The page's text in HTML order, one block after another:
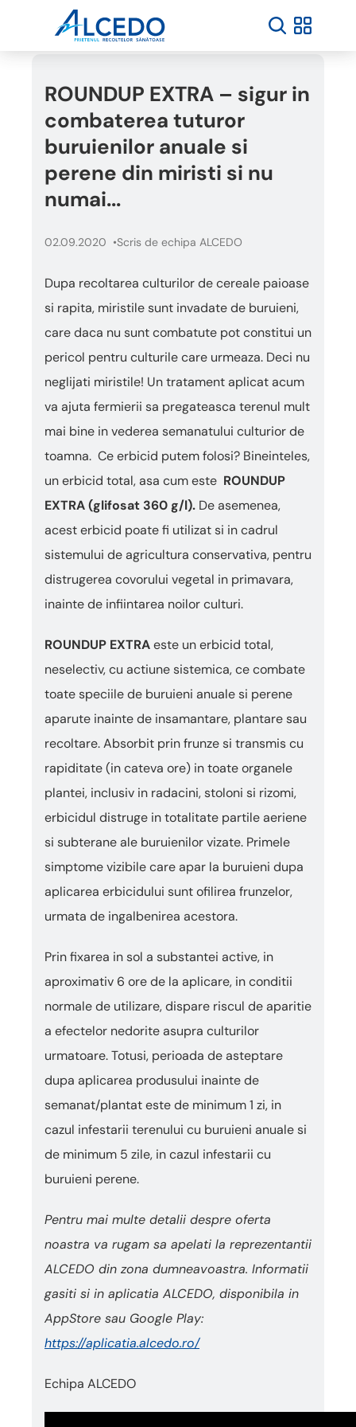
ROUNDUP EXTRA – sigur in
combaterea tuturor
buruienilor anuale si
perene din miristi si nu
numai...
02.09.2020 Scris de echipa ALCEDO
Dupa recoltarea culturilor de cereale paioase
si rapita, miristile sunt invadate de buruieni,
care daca nu sunt combatute pot constitui un
pericol pentru culturile care urmeaza. Deci nu
neglijati miristile! Un tratament aplicat acum
va ajuta fermierii sa pregateasca terenul mult
mai bine in vederea semanatului culturior de
toamna. Ce erbicid putem folosi? Bineinteles,
un erbicid total, asa cum este ROUNDUP
EXTRA (glifosat 360 g/l). De asemenea,
acest erbicid poate fi utilizat si in cadrul
sistemului de agricultura conservativa, pentru
distrugerea covorului vegetal in primavara,
inainte de infiintarea noilor culturi.
ROUNDUP EXTRAeste un erbicid total,
neselectiv, cu actiune sistemica, ce combate
toate speciile de buruieni anuale si perene
aparute inainte de insamantare, plantare sau
recoltare. Absorbit prin frunze si transmis cu
rapiditate (in cateva ore) in toate organele
plantei, inclusiv in radacini, stoloni si rizomi,
erbicidul distruge in totalitate partile aeriene
si subterane ale buruienilor vizate. Primele
simptome vizibile care apar la buruieni dupa
aplicarea erbicidului sunt ofilirea frunzelor,
urmata de ingalbenirea acestora.
Prin fixarea in sol a substantei active, in
aproximativ 6 ore de la aplicare, in conditii
normale de utilizare, dispare riscul de aparitie
a efectelor nedorite asupra culturilor
urmatoare. Totusi, perioada de asteptare
dupa aplicarea produsului inainte de
semanat/plantat este de minimum 1 zi, in
cazul infestarii terenului cu buruieni anuale si
de minimum 5 zile, in cazul infestarii cu
buruieni perene.
Pentru mai multe detalii despre oferta
noastra va rugam sa apelati la reprezentantii
ALCEDO din zona dumneavoastra. Informatii
gasiti si in aplicatia ALCEDO, disponibila in
AppStore sau Google Play:
https://aplicatia.alcedo.ro/
Echipa ALCEDO